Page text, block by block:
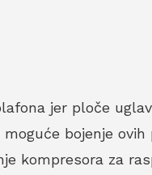
jer ploče
bojenje
kompresora za